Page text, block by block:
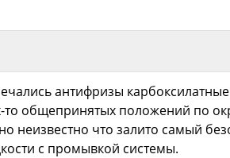
антифризы
то общепринятых положений по
неизвестно что залито самый
с промывкой системы.